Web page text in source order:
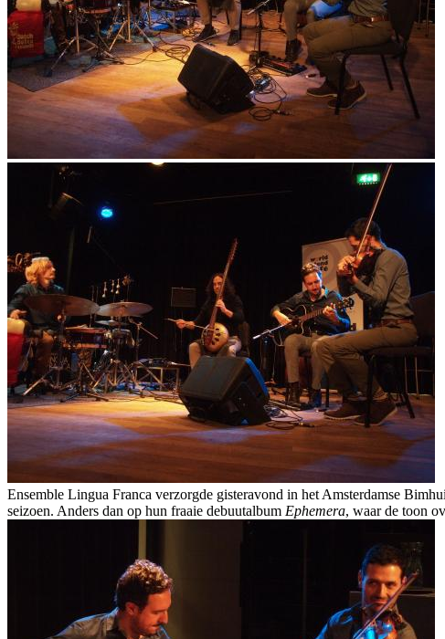
Ensemble Lingua Franca verzorgde gisteravond in het Amsterdamse
seizoen. Anders dan op hun fraaie debuutalbum Ephemera, waar de toon